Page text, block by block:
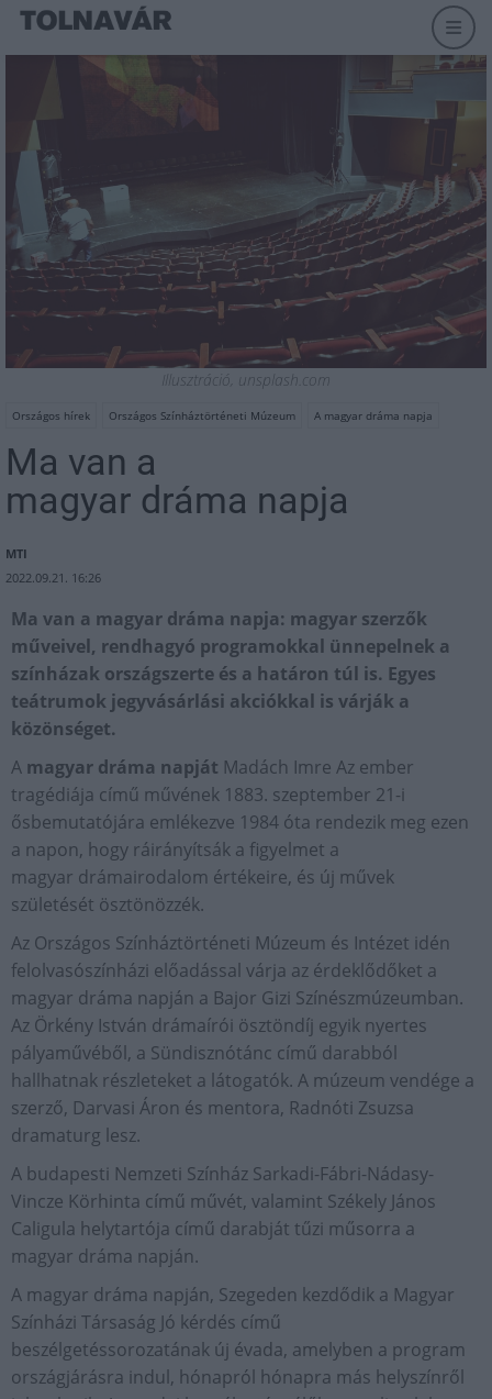
Illusztráció, unsplash.com
Országos hírek Országos Színháztörténeti Múzeum A magyar dráma napja
Ma van a
magyar dráma napja
MTI
2022.09.21. 16:26
Ma van a magyar dráma napja: magyar szerzők
műveivel, rendhagyó programokkal ünnepelnek a
színházak országszerte és a határon túl is. Egyes
teátrumok jegyvásárlási akciókkal is várják a
közönséget.
A magyar dráma napját Madách Imre Az ember
tragédiája című művének 1883. szeptember 21-i
ősbemutatójára emlékezve 1984 óta rendezik meg ezen
a napon, hogy ráirányítsák a figyelmet a
magyar drámairodalom értékeire, és új művek
születését ösztönözzék.
Az Országos Színháztörténeti Múzeum és Intézet idén
felolvasószínházi előadással várja az érdeklődőket a
magyar dráma napján a Bajor Gizi Színészmúzeumban.
Az Örkény István drámaírói ösztöndíj egyik nyertes
pályaművéből, a Sündisznótánc című darabból
hallhatnak részleteket a látogatók. A múzeum vendége a
szerző, Darvasi Áron és mentora, Radnóti Zsuzsa
dramaturg lesz.
A budapesti Nemzeti Színház Sarkadi-Fábri-Nádasy-
Vincze Körhinta című művét, valamint Székely János
Caligula helytartója című darabját tűzi műsorra a
magyar dráma napján.
A magyar dráma napján, Szegeden kezdődik a Magyar
Színházi Társaság Jó kérdés című
beszélgetéssorozatának új évada, amelyben a program
országjárásra indul, hónapról hónapra más helyszínről